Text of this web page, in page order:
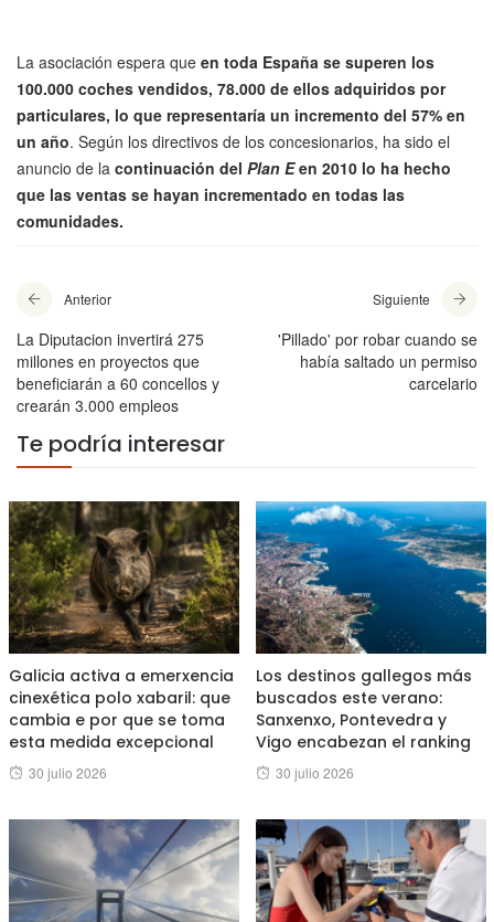
La asociación espera que en toda España se superen los
100.000 coches vendidos, 78.000 de ellos adquiridos por
particulares, lo que representaría un incremento del 57% en
un año. Según los directivos de los concesionarios, ha sido el
anuncio de la continuación del Plan Een 2010 lo ha hecho
que las ventas se hayan incrementado en todas las
comunidades.
Anterior
La Diputacion invertirá 275
millones en proyectos que
beneficiarán a 60 concellos y
crearán 3.000 empleos
Siguiente
'Pillado' por robar cuando se
había saltado un permiso
carcelario
Te podría interesar
Galicia activa a emerxencia
cinexética polo xabaril: que
cambia e por que se toma
esta medida excepcional
Posted
30 julio 2026
Los destinos gallegos más
buscados este verano:
Sanxenxo, Pontevedra y
Vigo encabezan el ranking
Posted
30 julio 2026